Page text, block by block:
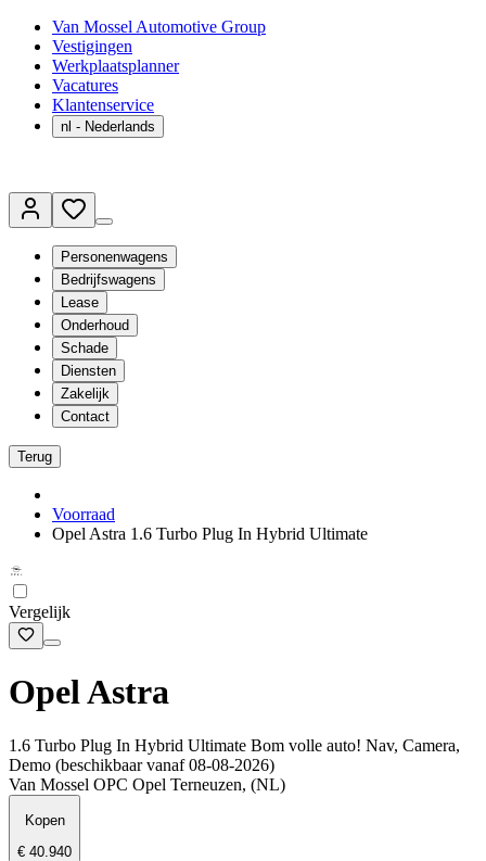
Van Mossel Automotive Group
Vestigingen
Werkplaatsplanner
Vacatures
Klantenservice
nl - Nederlands
Personenwagens
Bedrijfswagens
Lease
Onderhoud
Schade
Diensten
Zakelijk
Contact
Terug
Voorraad
Opel Astra 1.6 Turbo Plug In Hybrid Ultimate
Vergelijk
Opel Astra
1.6 Turbo Plug In Hybrid Ultimate Bom volle auto! Nav, Camera,
Demo (beschikbaar vanaf 08-08-2026)
Van Mossel OPC Opel Terneuzen, (NL)
Kopen
€ 40.940